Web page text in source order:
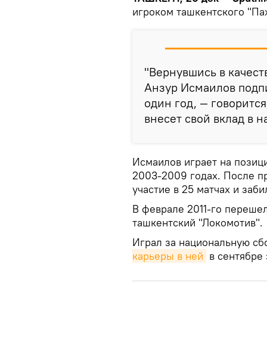
игроком ташкентского
"Вернувшись в
Анзур Исмаилов
один год, —
внесет свой вклад в
Исмаилов играет на
2003-2009 годах. После
участие в 25 матчах и
В феврале 2011-го
ташкентский "Локомотив".
Играл за национальную
карьеры в ней в сентябре